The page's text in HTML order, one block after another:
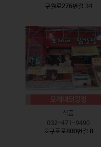
구월로276번길 34
모래내닭강정
식품
032-471-9490
호구포로800번길 8